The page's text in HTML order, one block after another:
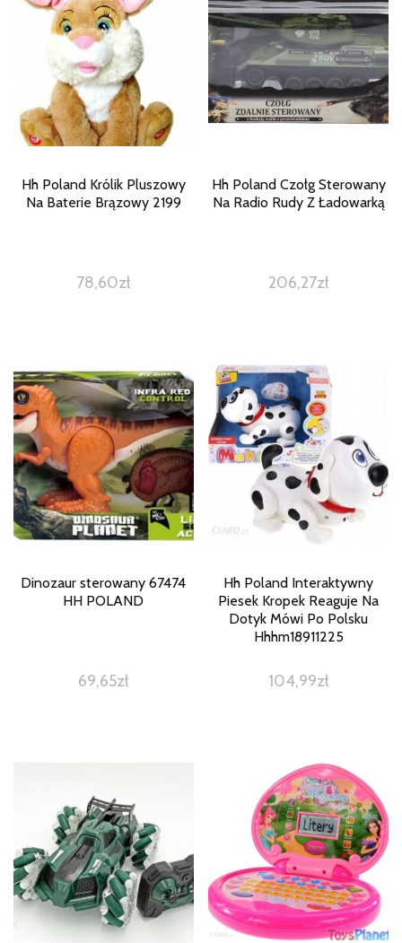
Hh Poland Królik Pluszowy
Na Baterie Brązowy 2199
78,60zł
Hh Poland Czołg Sterowany
Na Radio Rudy Z Ładowarką
206,27zł
Dinozaur sterowany 67474
HH POLAND
69,65zł
Hh Poland Interaktywny
Piesek Kropek Reaguje Na
Dotyk Mówi Po Polsku
Hhhm18911225
104,99zł